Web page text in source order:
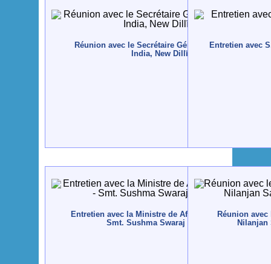
Réunion avec le Secrétaire Général du Quality
India, New Dillī - 2016, mai
Entretien avec
Entretien avec la Ministre de Affaires Extérieures de
Smt. Sushma Swaraj - Inde - 2015, mars
Réunion avec
Nilanjan